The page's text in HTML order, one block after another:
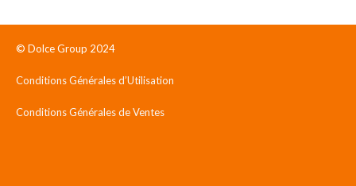
© Dolce Group 2024
Conditions Générales d’Utilisation
Conditions Générales de Ventes